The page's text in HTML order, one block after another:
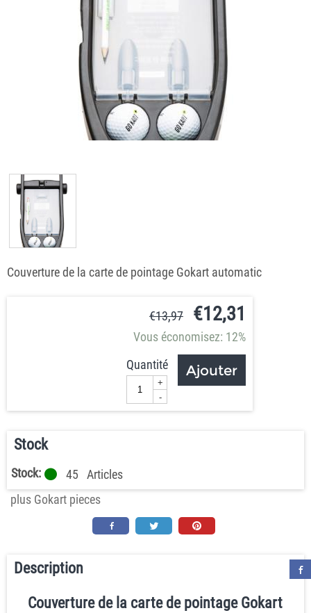
Couverture de la carte de pointage Gokart automatic
€13,97 €12,31
Vous économisez: 12%
Quantité
+
-
Ajouter
Stock
Stock: 45
Articles
plus Gokart pieces
Description
Couverture de la carte de pointage Gokart